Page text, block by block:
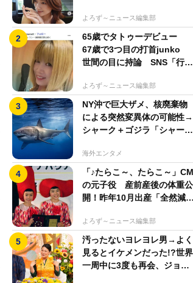
よろず～ニュース編集部
65歳でタトゥーデビュー
67歳で3つ目の打首junko
世間の目に持論 SNS「行動
よろず～ニュース編集部
NY沖で巨大ザメ、核廃棄物
による突然変異体の可能性→
シャーク＋ゴジラ「シャーク
海外エンタメ
「♪たらこ～、たらこ～」CM
の元子役 産前産後の体重公
開！昨年10月出産「全然減ら
よろず～ニュース編集部
汚ったないヨレヨレ男→よく
見るとイケメンだった!?世界
一周中に3度も再会、ジョー